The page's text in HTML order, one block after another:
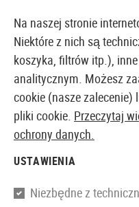
EUROPEJSKI
Strona główna
11 Produkty
Na naszej stronie
Niektóre z nich są
koszyka, filtrów itp.),
analitycznym. Możesz
cookie (nasze
pliki cookie. Przeczytaj
ochrony danych.
USTAWIENIA
Niezbędne z